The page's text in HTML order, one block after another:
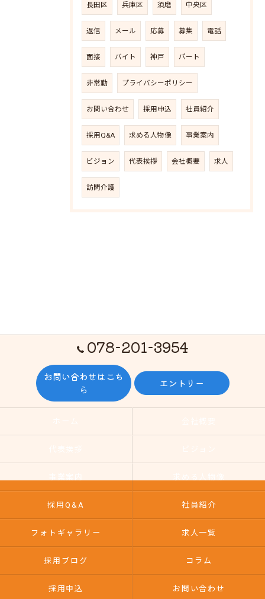
長田区 兵庫区 須磨 中央区
返信 メール 応募 募集 電話
面接 バイト 神戸 パート
非常勤 プライバシーポリシー
お問い合わせ 採用申込 社員紹介
採用Q&A 求める人物像 事業案内
ビジョン 代表挨拶 会社概要 求人
訪問介護
078-201-3954
お問い合わせはこち
ら
エントリー
採用Q&A 社員紹介
フォトギャラリー 求人一覧
採用ブログ コラム
採用申込 お問い合わせ